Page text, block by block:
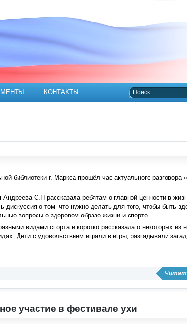
КОНТАКТЫ
библиотеки г. Маркса прошёл час актуального разговора
С.Н рассказала ребятам о главной ценности в
дискуссия о том, что нужно делать для того, чтобы быть
вопросы о здоровом образе жизни и спорте.
видами спорта и коротко рассказала о некоторых из
Дети с удовольствием играли в игры, разгадывали
участие в фестивале ухи